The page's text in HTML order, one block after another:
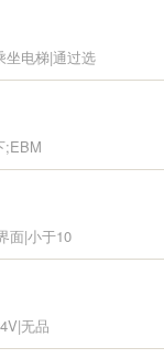
坐电梯|通过选
;EBM
面|小于10
无品